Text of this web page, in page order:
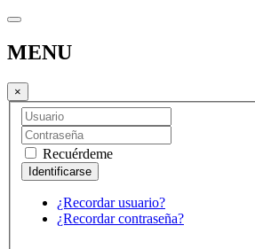
MENU
×
Recuérdeme
¿Recordar usuario?
¿Recordar contraseña?